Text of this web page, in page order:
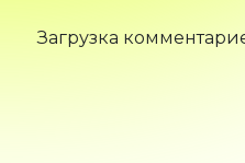
Загрузка